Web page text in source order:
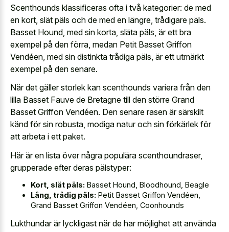
Scenthounds klassificeras ofta i två kategorier: de med
en kort, slät päls och de med en längre, trådigare päls.
Basset Hound, med sin korta, släta päls, är ett bra
exempel på den förra, medan Petit Basset Griffon
Vendéen, med sin distinkta trådiga päls, är ett utmärkt
exempel på den senare.
När det gäller storlek kan scenthounds variera från den
lilla Basset Fauve de Bretagne till den större Grand
Basset Griffon Vendéen. Den senare rasen är särskilt
känd för sin robusta, modiga natur och sin förkärlek för
att arbeta i ett paket.
Här är en lista över några populära scenthoundraser,
grupperade efter deras pälstyper:
Kort, slät päls: Basset Hound, Bloodhound, Beagle
Lång, trådig päls: Petit Basset Griffon Vendéen,
Grand Basset Griffon Vendéen, Coonhounds
Lukthundar är lyckligast när de har möjlighet att använda